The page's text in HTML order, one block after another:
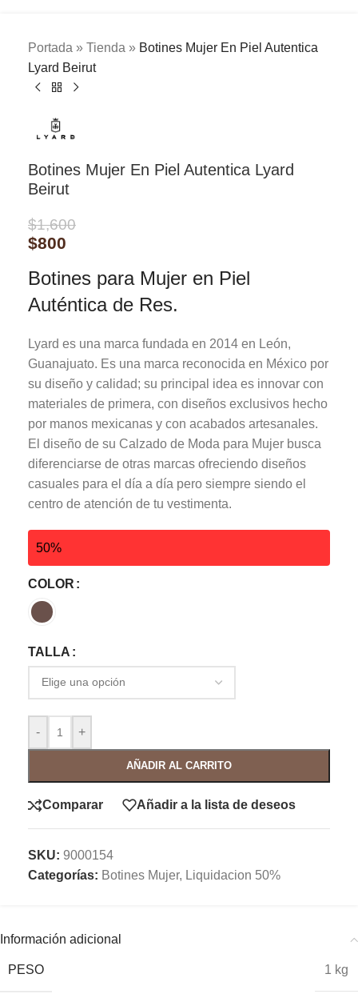
Portada » Tienda » Botines Mujer En Piel Autentica
Lyard Beirut
Botines Mujer En Piel Autentica Lyard
Beirut
$1,600
$800
Botines para Mujer en Piel
Auténtica de Res.
Lyard es una marca fundada en 2014 en León,
Guanajuato. Es una marca reconocida en México por
su diseño y calidad; su principal idea es innovar con
materiales de primera, con diseños exclusivos hecho
por manos mexicanas y con acabados artesanales.
El diseño de su Calzado de Moda para Mujer busca
diferenciarse de otras marcas ofreciendo diseños
casuales para el día a día pero siempre siendo el
centro de atención de tu vestimenta.
50%
COLOR
TALLA
- +
AÑADIR AL CARRITO
Comparar Añadir a la lista de deseos
SKU: 9000154
Categorías: Botines Mujer, Liquidacion 50%
Información adicional
PESO 1 kg